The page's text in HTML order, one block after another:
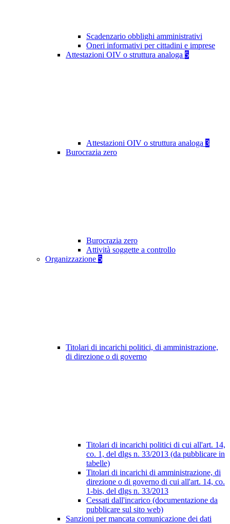
Scadenzario obblighi amministrativi
Oneri informativi per cittadini e imprese
Attestazioni OIV o struttura analoga 5
Attestazioni OIV o struttura analoga 3
Burocrazia zero
Burocrazia zero
Attività soggette a controllo
Organizzazione 5
Titolari di incarichi politici, di amministrazione,
di direzione o di governo
Titolari di incarichi politici di cui all'art. 14,
co. 1, del dlgs n. 33/2013 (da pubblicare in
tabelle)
Titolari di incarichi di amministrazione, di
direzione o di governo di cui all'art. 14, co.
1-bis, del dlgs n. 33/2013
Cessati dall'incarico (documentazione da
pubblicare sul sito web)
Sanzioni per mancata comunicazione dei dati